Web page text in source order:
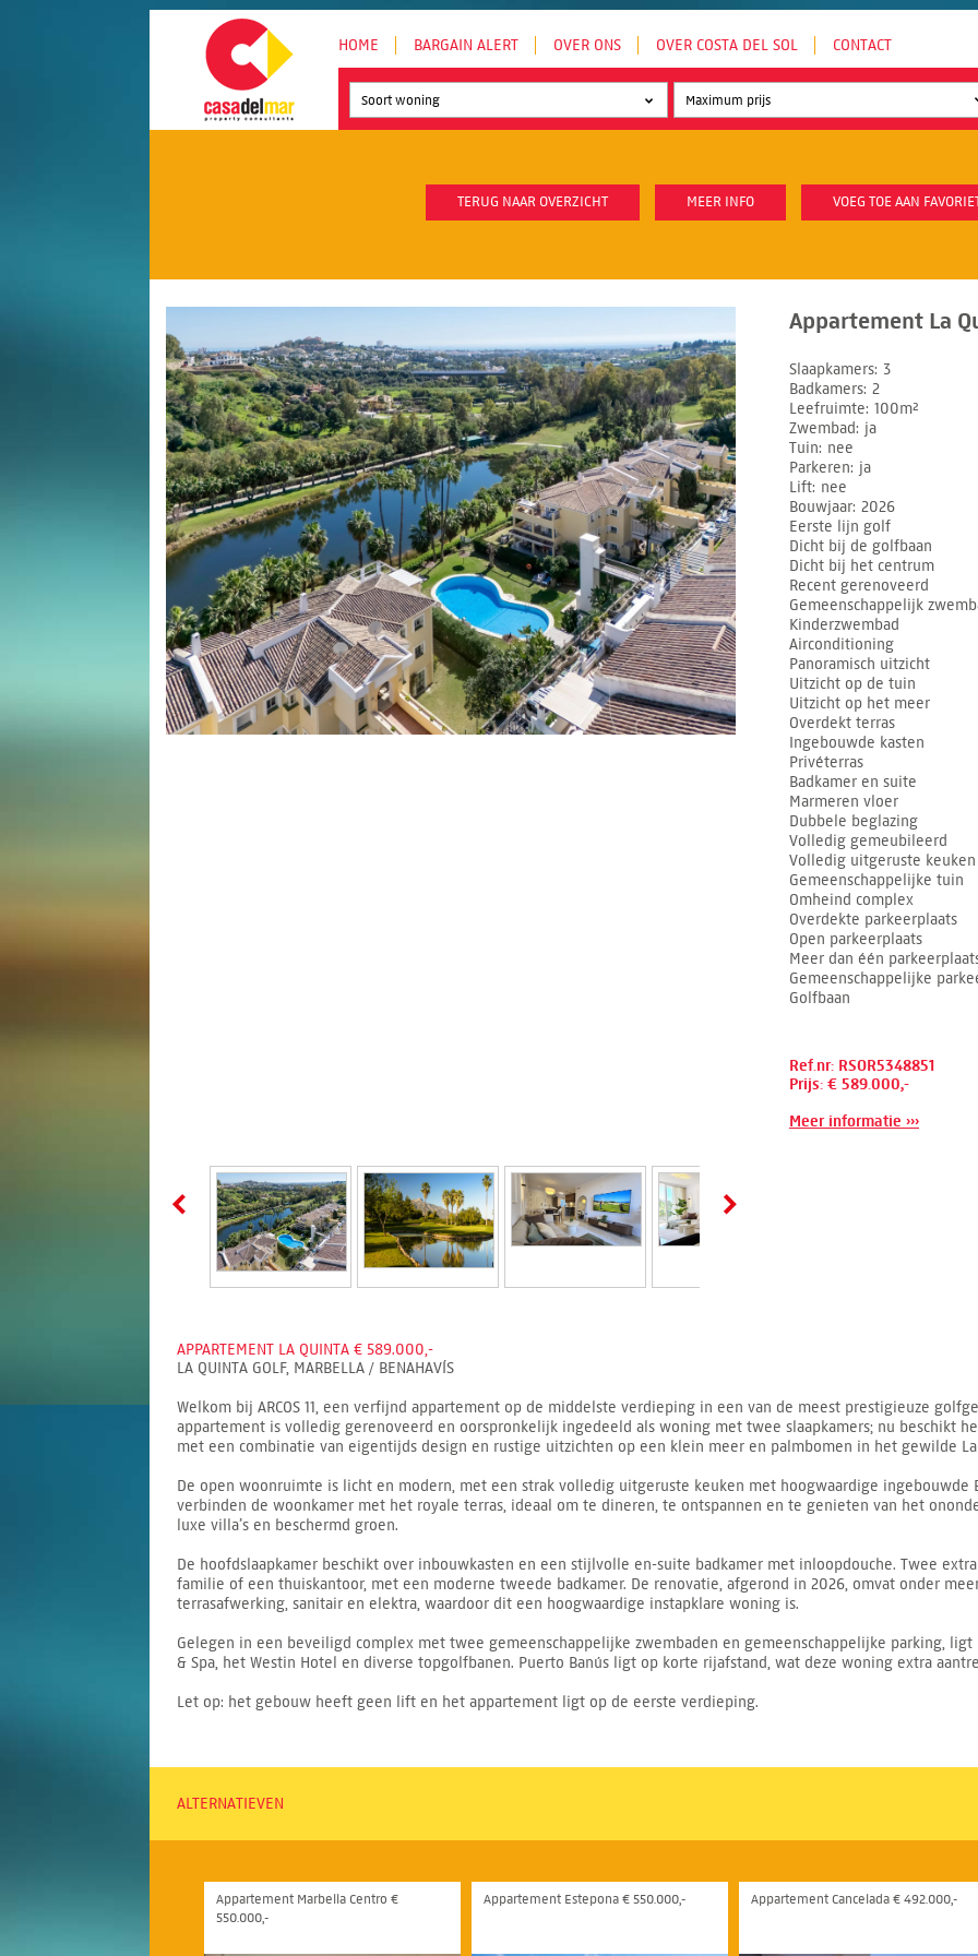
HOME BARGAIN ALERT OVER ONS OVER COSTA DEL SOL CONTACT
Soort woning
TERUG NAAR OVERZICHT MEER INFO VOEG TOE AAN
Appartement La
Slaapkamers 3
Badkamers 2
Leefruimte 100m²
Zwembad
ja
Tuin nee
Parkeren ja
Lift nee
Bouwjaar 2026
Eerste lijn golf
Dicht bij de golfbaan
Dicht bij het centrum
Recent gerenoveerd
Gemeenschappelijk
Kinderzwembad
Airconditioning
Panoramisch uitzicht
Uitzicht op de tuin
Uitzicht op het meer
Overdekt terras
Ingebouwde kasten
Privéterras
Badkamer en suite
Marmeren vloer
Dubbele beglazing
Volledig gemeubileerd
Volledig uitgeruste keuken
Gemeenschappelijke tuin
Omheind complex
Overdekte parkeerplaats
Open parkeerplaats
Meer dan één
Gemeenschappelijke
Golfbaan
Ref.nr: RSOR5348851
Prijs: € 589.000,-
Meer informatie ›››
APPARTEMENT LA QUINTA € 589.000,-
LA QUINTA GOLF, MARBELLA / BENAHAVÍS
Welkom bij ARCOS 11, een verfijnd appartement op de middelste verdieping in een van de meest prestigieuze
appartement is volledig gerenoveerd en oorspronkelijk ingedeeld als woning met twee slaapkamers; nu beschikt
met een combinatie van eigentijds design en rustige uitzichten op een klein meer en palmbomen in het gewilde La
De open woonruimte is licht en modern, met een strak volledig uitgeruste keuken met hoogwaardige ingebouwde
verbinden de woonkamer met het royale terras, ideaal om te dineren, te ontspannen en te genieten van het
luxe villa’s en beschermd groen.
De hoofdslaapkamer beschikt over inbouwkasten en een stijlvolle en-suite badkamer met inloopdouche. Twee
familie of een thuiskantoor, met een moderne tweede badkamer. De renovatie, afgerond in 2026, omvat onder
terrasafwerking, sanitair en elektra, waardoor dit een hoogwaardige instapklare woning is.
Gelegen in een beveiligd complex met twee gemeenschappelijke zwembaden en gemeenschappelijke parking,
& Spa, het Westin Hotel en diverse topgolfbanen. Puerto Banús ligt op korte rijafstand, wat deze woning extra
Let op: het gebouw heeft geen lift en het appartement ligt op de eerste verdieping.
ALTERNATIEVEN
Appartement Marbella Centro €
550.000,-
Appartement Estepona € 550.000,- Appartement Cancelada € 492.000,-